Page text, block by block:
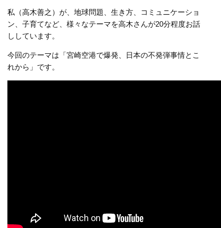
私（高木善之）が、地球問題、生き方、コミュニケーショ
ン、子育てなど、様々なテーマを高木さんが20分程度お話
ししています。
今回のテーマは「宮崎空港で爆発、日本の不発弾事情とこ
れから」です。